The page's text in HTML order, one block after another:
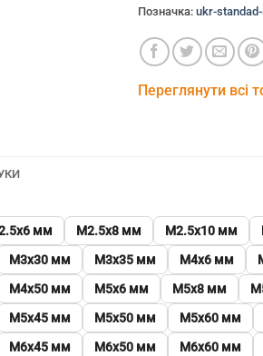
Позначка: ukr-
Переглянути всі
мм М2.5х8 мм М2.5х10 мм
М3х30 мм М3х35 мм М4х6 мм
М4х50 мм М5х6 мм М5х8 мм
М5х45 мм М5х50 мм М5х60 мм
М6х45 мм М6х50 мм М6х60 мм